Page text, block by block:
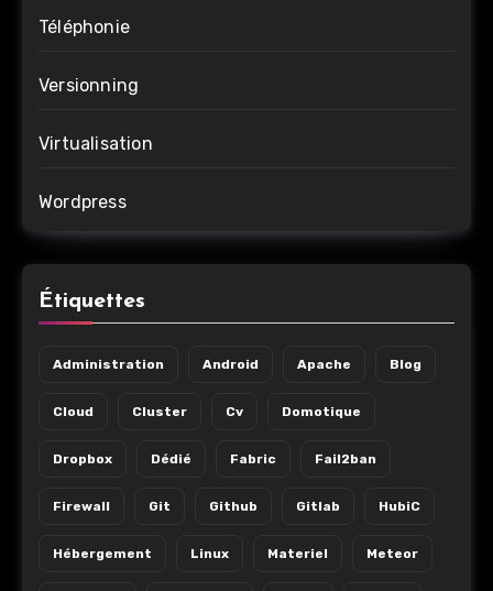
Téléphonie
Versionning
Virtualisation
Wordpress
Étiquettes
Administration Android Apache Blog
Cloud Cluster Cv Domotique
Dropbox Dédié Fabric Fail2ban
Firewall Git Github Gitlab HubiC
Hébergement Linux Materiel Meteor